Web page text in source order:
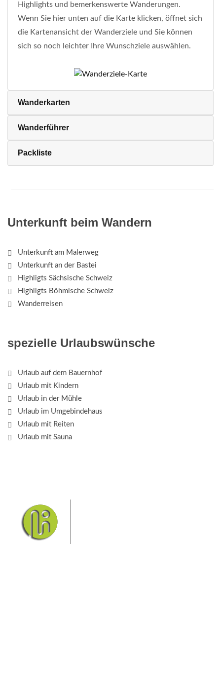
Highlights und bemerkenswerte Wanderungen.
Wenn Sie hier unten auf die Karte klicken, öffnet sich
die Kartenansicht der Wanderziele und Sie können
sich so noch leichter Ihre Wunschziele auswählen.
Wanderkarten
Wanderführer
Packliste
Unterkunft beim Wandern
Unterkunft am Malerweg
Unterkunft an der Bastei
Highligts Sächsische Schweiz
Highligts Böhmische Schweiz
Wanderreisen
spezielle Urlaubswünsche
Urlaub auf dem Bauernhof
Urlaub mit Kindern
Urlaub in der Mühle
Urlaub im Umgebindehaus
Urlaub mit Reiten
Urlaub mit Sauna